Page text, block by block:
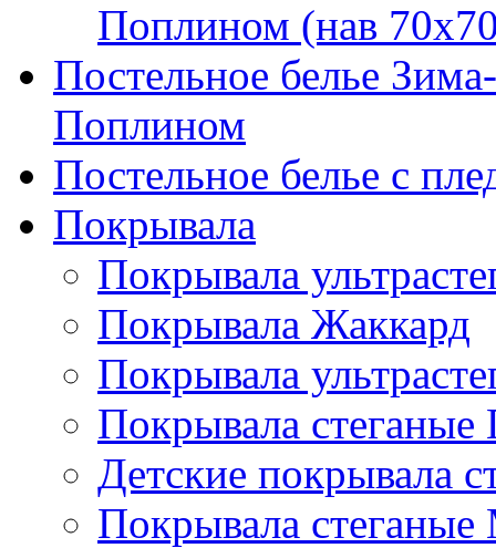
Поплином (нав
Постельное белье
Поплином
Постельное белье с
Покрывала
Покрывала
Покрывала Жаккард
Покрывала
Покрывала стеганые
Детские покрывала
Покрывала